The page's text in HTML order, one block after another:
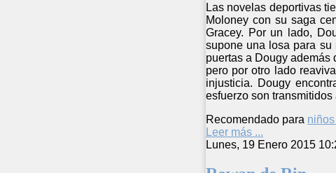
Las novelas deportivas
Moloney con su saga
Gracey. Por un lado,
supone una losa para su
puertas a Dougy además
pero por otro lado
injusticia. Dougy
esfuerzo son
Recomendado para
Leer más ...
Lunes, 19 Enero 2015